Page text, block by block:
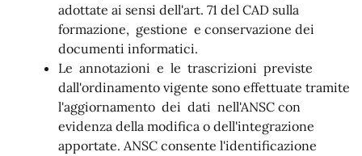
adottate ai sensi dell'art. 71 del CAD sulla
formazione, gestione e conservazione dei
documenti informatici.
Le annotazioni e le trascrizioni previste
dall'ordinamento vigente sono effettuate tramite
l'aggiornamento dei dati nell'ANSC con
evidenza della modifica o dell'integrazione
apportate. ANSC consente l'identificazione